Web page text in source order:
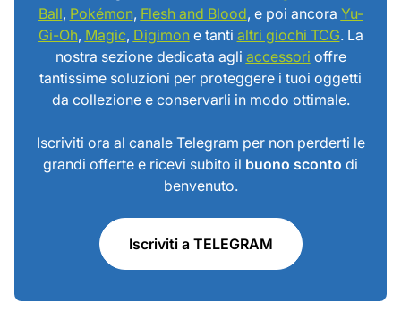
Ball, Pokémon, Flesh and Blood, e poi ancora Yu-
Gi-Oh, Magic, Digimone tanti altri giochi TCG. La
nostra sezione dedicata agli accessori offre
tantissime soluzioni per proteggere i tuoi oggetti
da collezione e conservarli in modo ottimale.
Iscriviti ora al canale Telegram per non perderti le
grandi offerte e ricevi subito il buono sconto di
benvenuto.
Iscriviti a TELEGRAM